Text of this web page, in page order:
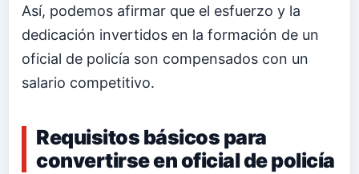
Así, podemos afirmar que el esfuerzo y la
dedicación invertidos en la formación de un
oficial de policía son compensados con un
salario competitivo.
Requisitos básicos para
convertirse en oficial de policía